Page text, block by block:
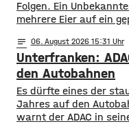
Folgen. Ein
mehrere Eier auf ein
Sachschaden von
Polizei Bad Neustadt
der Wurfaktion. Ob bei
notes 06. August 2026 15:31
Unterfranken:
den Autobahnen
Es dürfte eines der
Jahres auf den
warnt der ADAC in